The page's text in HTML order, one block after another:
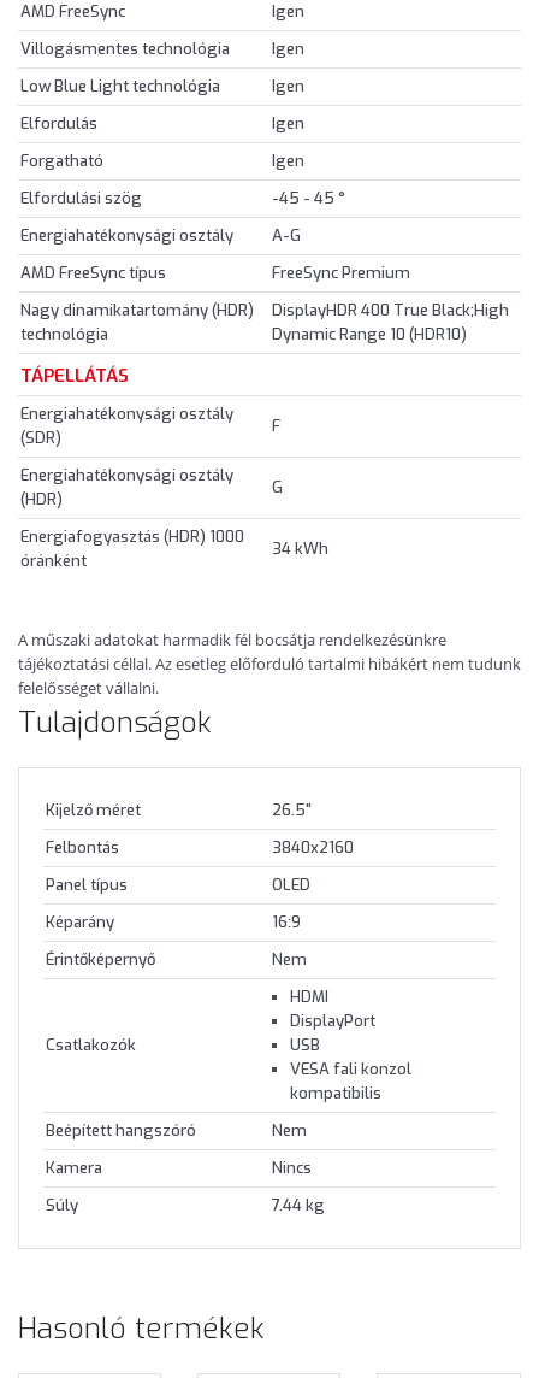
AMD FreeSync
Igen
Villogásmentes technológia
Igen
Low Blue Light technológia
Igen
Elfordulás
Igen
Forgatható
Igen
Elfordulási szög
-45 - 45 °
Energiahatékonysági osztály
A-G
AMD FreeSync típus
FreeSync Premium
Nagy dinamikatartomány (HDR)
technológia
DisplayHDR 400 True Black;High
Dynamic Range 10 (HDR10)
TÁPELLÁTÁS
Energiahatékonysági osztály
(SDR)
F
Energiahatékonysági osztály
(HDR)
G
Energiafogyasztás (HDR) 1000
óránként
34 kWh
A műszaki adatokat harmadik fél bocsátja rendelkezésünkre
tájékoztatási céllal. Az esetleg előforduló tartalmi hibákért nem tudunk
felelősséget vállalni.
Tulajdonságok
Kijelző méret
26.5"
Felbontás
3840x2160
Panel típus
OLED
Képarány
16:9
Érintőképernyő
Nem
Csatlakozók
HDMI
DisplayPort
USB
VESA fali konzol
kompatibilis
Beépített hangszóró
Nem
Kamera
Nincs
Súly
7.44 kg
Hasonló termékek